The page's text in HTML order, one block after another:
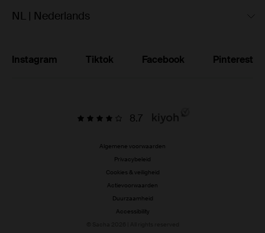
NL | Nederlands
Instagram Tiktok Facebook Pinterest
8.7
Algemene voorwaarden
Privacybeleid
Cookies & veiligheid
Actievoorwaarden
Duurzaamheid
Accessibility